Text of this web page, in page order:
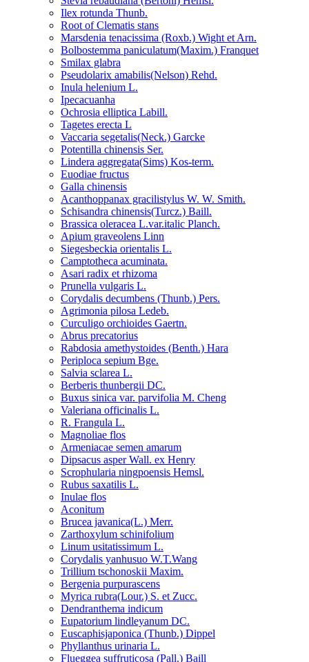
Ilex rotunda Thunb.
Root of Clematis stans
Marsdenia tenacissima (Roxb.) Wight et Arn.
Bolbostemma paniculatum(Maxim.) Franquet
Smilax glabra
Pseudolarix amabilis(Nelson) Rehd.
Inula helenium L.
Ipecacuanha
Ochrosia elliptica Labill.
Tagetes erecta L
Vaccaria segetalis(Neck.) Garcke
Potentilla chinensis Ser.
Lindera aggregata(Sims) Kos-term.
Euodiae fructus
Galla chinensis
Acanthoppanax gracilistylus W. W. Smith.
Schisandra chinensis(Turcz.) Baill.
Brassica oleracea L.var.italic Planch.
Apium graveolens Linn
Siegesbeckia orientalis L.
Camptotheca acuminata.
Asari radix et rhizoma
Prunella vulgaris L.
Corydalis decumbens (Thunb.) Pers.
Agrimonia pilosa Ledeb.
Curculigo orchioides Gaertn.
Abrus precatorius
Rabdosia amethystoides (Benth.) Hara
Periploca sepium Bge.
Salvia sclarea L.
Berberis thunbergii DC.
Buxus sinica var. parvifolia M. Cheng
Valeriana officinalis L.
R. Frangula L.
Magnoliae flos
Armeniacae semen amarum
Dipsacus asper Wall. ex Henry
Scrophularia ningpoensis Hemsl.
Rubus saxatilis L.
Inulae flos
Aconitum
Brucea javanica(L.) Merr.
Zarthoxylum schinifolium
Linum usitatissimum L.
Corydalis yanhusuo W.T.Wang
Trillium tschonoskii Maxim.
Bergenia purpurascens
Myrica rubra(Lour.) S. et Zucc.
Dendranthema indicum
Eupatorium lindleyanum DC.
Euscaphisjaponica (Thunb.) Dippel
Phyllanthus urinaria L.
Flueggea suffruticosa (Pall.) Baill